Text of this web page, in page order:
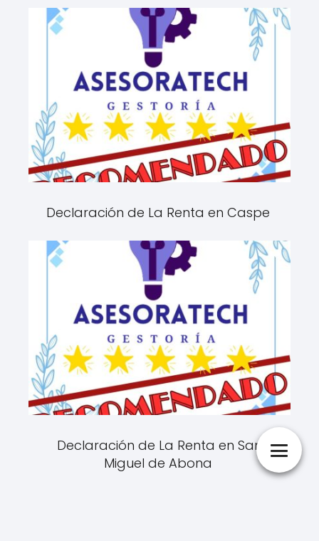
Declaración de La Renta en Caspe
Declaración de La Renta en San
Miguel de Abona